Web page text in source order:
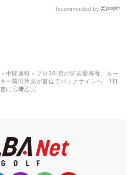
Recommended by
＜中間速報＞プロ3年目の皆吉愛寿香、ルー
キー前田羚菜が首位でバックナインへ 1打
差に宮﨑乙実